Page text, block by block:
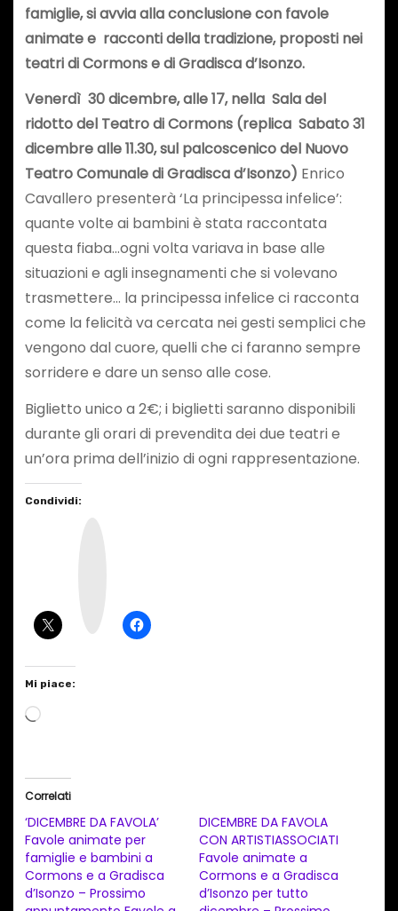
famiglie, si avvia alla conclusione con favole
animate e racconti della tradizione, proposti nei
teatri di Cormons e di Gradisca d’Isonzo.
Venerdì 30 dicembre, alle 17, nella Sala del
ridotto del Teatro di Cormons (replica Sabato 31
dicembre alle 11.30, sul palcoscenico del Nuovo
Teatro Comunale di Gradisca d’Isonzo) Enrico
Cavallero presenterà ‘La principessa infelice’:
quante volte ai bambini è stata raccontata
questa fiaba…ogni volta variava in base alle
situazioni e agli insegnamenti che si volevano
trasmettere… la principessa infelice ci racconta
come la felicità va cercata nei gesti semplici che
vengono dal cuore, quelli che ci faranno sempre
sorridere e dare un senso alle cose.
Biglietto unico a 2€; i biglietti saranno disponibili
durante gli orari di prevendita dei due teatri e
un’ora prima dell’inizio di ogni rappresentazione.
Condividi:
Mi piace:
C
a
m
e
Correlati
‘DICEMBRE DA FAVOLA’
Favole animate per
famiglie e bambini a
Cormons e a Gradisca
d’Isonzo – Prossimo
DICEMBRE DA FAVOLA
CON ARTISTIASSOCIATI
Favole animate a
Cormons e a Gradisca
d’Isonzo per tutto